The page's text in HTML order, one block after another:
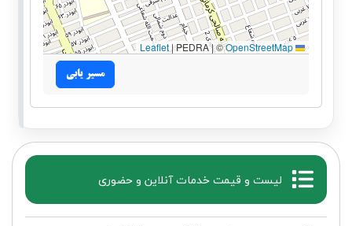
|PEDRA | ©OpenStreetMap
مسیر یابی
لیست و قیمت خدمات آنلاین و حضوری